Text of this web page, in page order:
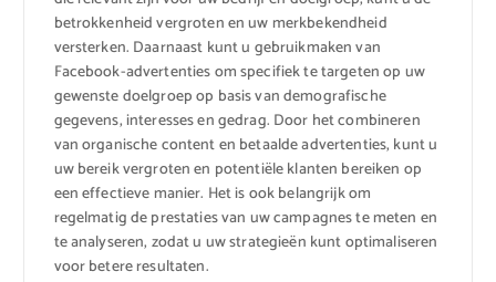
betrokkenheid vergroten en uw merkbekendheid
versterken. Daarnaast kunt u gebruikmaken van
Facebook-advertenties om specifiek te targeten op uw
gewenste doelgroep op basis van demografische
gegevens, interesses en gedrag. Door het combineren
van organische content en betaalde advertenties, kunt u
uw bereik vergroten en potentiële klanten bereiken op
een effectieve manier. Het is ook belangrijk om
regelmatig de prestaties van uw campagnes te meten en
te analyseren, zodat u uw strategieën kunt optimaliseren
voor betere resultaten.